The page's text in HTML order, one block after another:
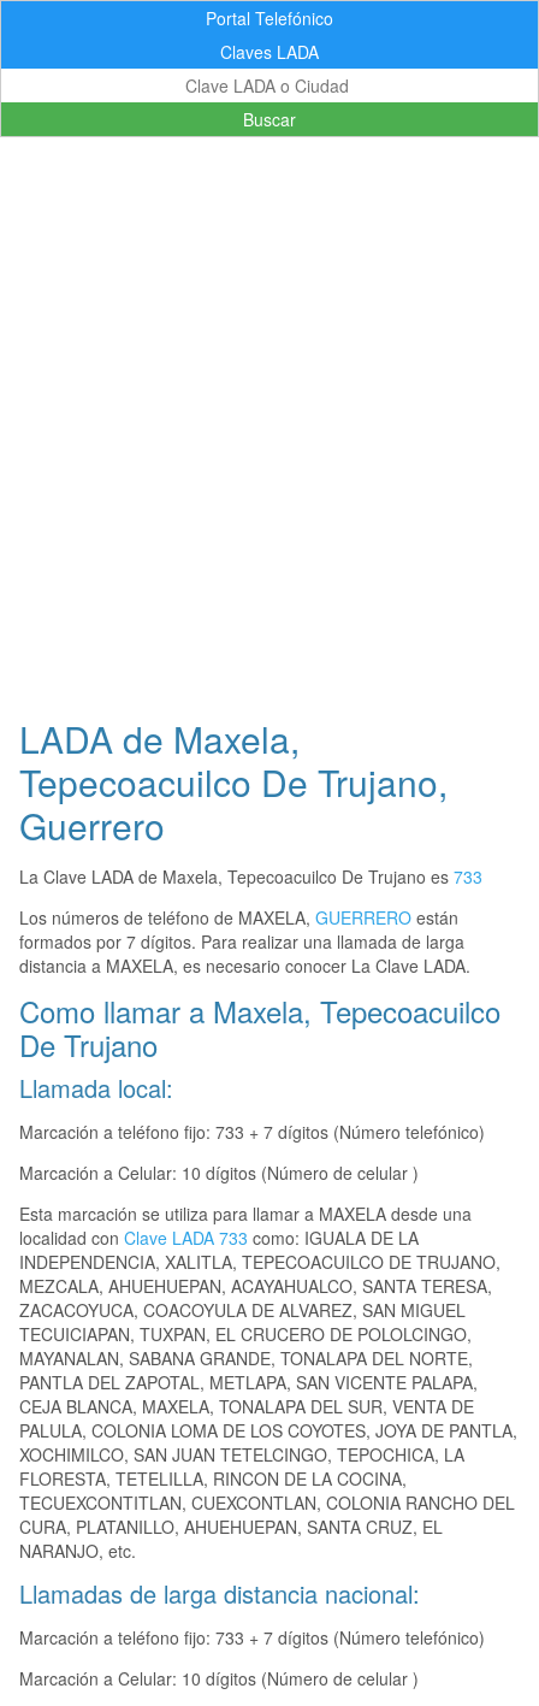
Portal Telefónico
Claves LADA
Buscar
LADA de Maxela,
Tepecoacuilco De Trujano,
Guerrero
La Clave LADA de Maxela, Tepecoacuilco De Trujano es 733
Los números de teléfono de MAXELA, GUERRERO están
formados por 7 dígitos. Para realizar una llamada de larga
distancia a MAXELA, es necesario conocer La Clave LADA.
Como llamar a Maxela, Tepecoacuilco
De Trujano
Llamada local:
Marcación a teléfono fijo: 733 + 7 dígitos (Número telefónico)
Marcación a Celular: 10 dígitos (Número de celular )
Esta marcación se utiliza para llamar a MAXELA desde una
localidad con Clave LADA 733 como: IGUALA DE LA
INDEPENDENCIA, XALITLA, TEPECOACUILCO DE TRUJANO,
MEZCALA, AHUEHUEPAN, ACAYAHUALCO, SANTA TERESA,
ZACACOYUCA, COACOYULA DE ALVAREZ, SAN MIGUEL
TECUICIAPAN, TUXPAN, EL CRUCERO DE POLOLCINGO,
MAYANALAN, SABANA GRANDE, TONALAPA DEL NORTE,
PANTLA DEL ZAPOTAL, METLAPA, SAN VICENTE PALAPA,
CEJA BLANCA, MAXELA, TONALAPA DEL SUR, VENTA DE
PALULA, COLONIA LOMA DE LOS COYOTES, JOYA DE PANTLA,
XOCHIMILCO, SAN JUAN TETELCINGO, TEPOCHICA, LA
FLORESTA, TETELILLA, RINCON DE LA COCINA,
TECUEXCONTITLAN, CUEXCONTLAN, COLONIA RANCHO DEL
CURA, PLATANILLO, AHUEHUEPAN, SANTA CRUZ, EL
NARANJO, etc.
Llamadas de larga distancia nacional:
Marcación a teléfono fijo: 733 + 7 dígitos (Número telefónico)
Marcación a Celular: 10 dígitos (Número de celular )